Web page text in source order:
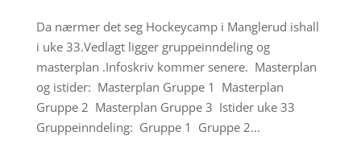
Da nærmer det seg Hockeycamp i Manglerud ishall
i uke 33.Vedlagt ligger gruppeinndeling og
masterplan .Infoskriv kommer senere. Masterplan
og istider: Masterplan Gruppe 1 Masterplan
Gruppe 2 Masterplan Gruppe 3 Istider uke 33
Gruppeinndeling: Gruppe 1 Gruppe 2...